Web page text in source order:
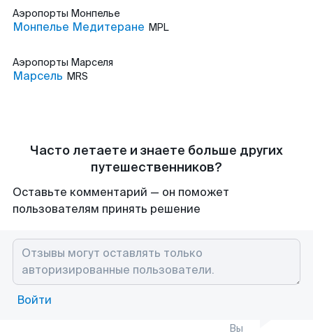
Аэропорты Монпелье
Монпелье Медитеране MPL
Аэропорты Марселя
Марсель MRS
Часто летаете и знаете больше других
путешественников?
Оставьте комментарий — он поможет
пользователям принять решение
Войти
Вы